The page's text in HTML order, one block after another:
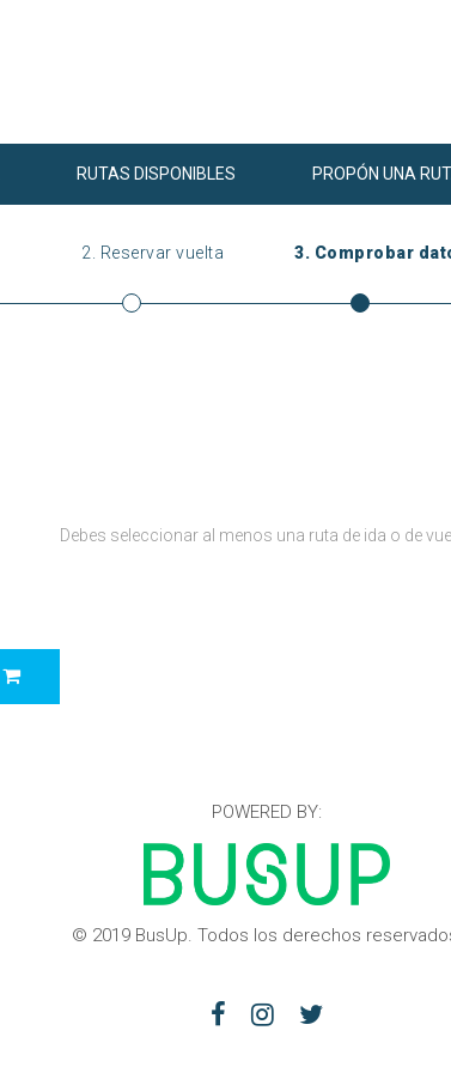
RUTAS DISPONIBLES PROPÓN UNA
2. Reservar vuelta 3. Comprobar
Debes seleccionar al menos una ruta de ida o de
POWERED BY:
© 2019 BusUp. Todos los derechos